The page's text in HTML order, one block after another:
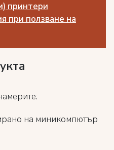
принтери
при ползване на
на миникомпютър